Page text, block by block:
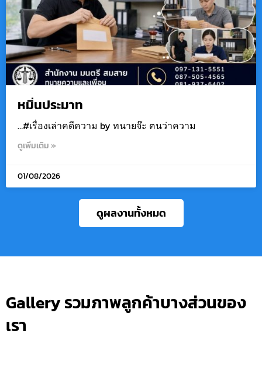
หมิ่นประมาท
…#เรื่องเล่าคดีความ by ทนายจ๊ะ ฅนว่าความ
ดูเพิ่มเติม »
01/08/2026
ดูผลงานทั้งหมด
Gallery รวมภาพลูกค้าบางส่วนของ
เรา